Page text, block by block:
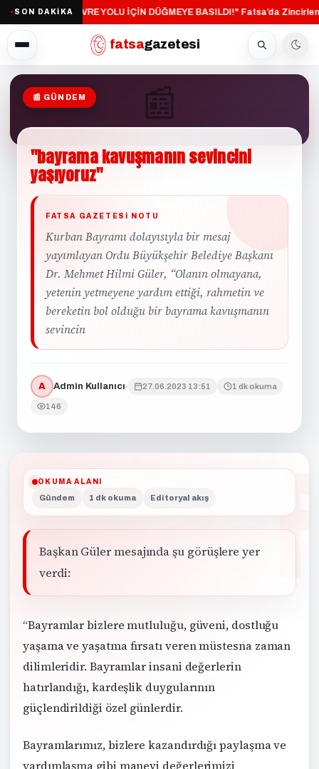
● SON DAKİKA
"FATSA ÇEVRE YOLU İÇİN DÜĞMEYE BASILDI!"·Fatsa’da
fatsagazetesi
📰
📰 GÜNDEM
"bayramakavuşmanınsevincini
yaşıyoruz"
FATSA GAZETESI NOTU
Kurban Bayramı dolayısıyla bir mesaj
yayımlayan Ordu Büyükşehir Belediye Başkanı
Dr. Mehmet Hilmi Güler, “Olanın olmayana,
yetenin yetmeyene yardım ettiği, rahmetin ve
bereketin bol olduğu bir bayrama kavuşmanın
sevincin
A Admin Kullanıcı 27.06.2023 13:51 1 dk okuma
146
OKUMA ALANI
Gündem 1 dk okuma Editoryal akış
Başkan Güler mesajında şu görüşlere yer
verdi:
“Bayramlar bizlere mutluluğu, güveni, dostluğu
yaşama ve yaşatma fırsatı veren müstesna zaman
dilimleridir. Bayramlar insani değerlerin
hatırlandığı, kardeşlik duygularının
güçlendirildiği özel günlerdir.
Bayramlarımız, bizlere kazandırdığı paylaşma ve
yardımlaşma gibi manevi değerlerimizi